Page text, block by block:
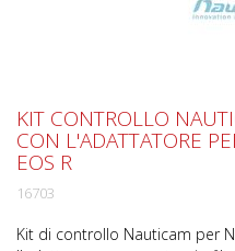
KIT CONTROLLO
CON L'ADATTATORE
EOS R
16703
Kit di controllo Nauticam per